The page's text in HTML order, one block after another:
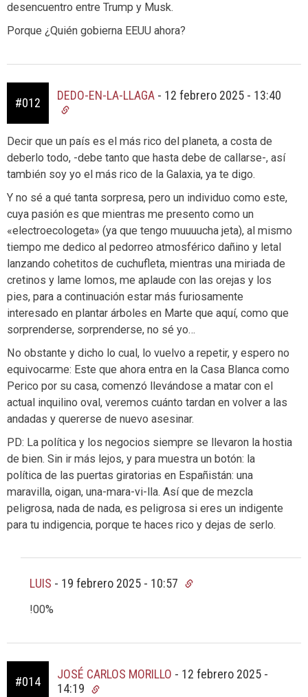
desencuentro entre Trump y Musk.
Porque ¿Quién gobierna EEUU ahora?
#012
DEDO-EN-LA-LLAGA - 12 febrero 2025 - 13:40
Decir que un país es el más rico del planeta, a costa de
deberlo todo, -debe tanto que hasta debe de callarse-, así
también soy yo el más rico de la Galaxia, ya te digo.
Y no sé a qué tanta sorpresa, pero un individuo como este,
cuya pasión es que mientras me presento como un
«electroecologeta» (ya que tengo muuuucha jeta), al mismo
tiempo me dedico al pedorreo atmosférico dañino y letal
lanzando cohetitos de cuchufleta, mientras una miriada de
cretinos y lame lomos, me aplaude con las orejas y los
pies, para a continuación estar más furiosamente
interesado en plantar árboles en Marte que aquí, como que
sorprenderse, sorprenderse, no sé yo…
No obstante y dicho lo cual, lo vuelvo a repetir, y espero no
equivocarme: Este que ahora entra en la Casa Blanca como
Perico por su casa, comenzó llevándose a matar con el
actual inquilino oval, veremos cuánto tardan en volver a las
andadas y quererse de nuevo asesinar.
PD: La política y los negocios siempre se llevaron la hostia
de bien. Sin ir más lejos, y para muestra un botón: la
política de las puertas giratorias en Españistán: una
maravilla, oigan, una-mara-vi-lla. Así que de mezcla
peligrosa, nada de nada, es peligrosa si eres un indigente
para tu indigencia, porque te haces rico y dejas de serlo.
LUIS - 19 febrero 2025 - 10:57
!00%
#014
JOSÉ CARLOS MORILLO - 12 febrero 2025 -
14:19